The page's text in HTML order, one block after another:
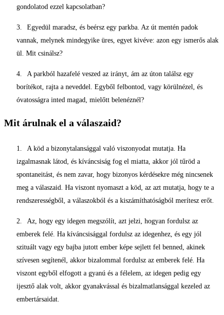
gondolatod ezzel kapcsolatban?
Egyedül maradsz, és beérsz egy parkba. Az út mentén padok
vannak, melynek mindegyike üres, egyet kivéve: azon egy ismerős alak
ül. Mit csinálsz?
A parkból hazafelé veszed az irányt, ám az úton találsz egy
borítékot, rajta a neveddel. Egyből felbontod, vagy körülnézel, és
óvatosságra inted magad, mielőtt belenéznél?
Mit árulnak el a válaszaid?
A köd a bizonytalansággal való viszonyodat mutatja. Ha
izgalmasnak látod, és kíváncsiság fog el miatta, akkor jól tűröd a
spontaneitást, és nem zavar, hogy bizonyos kérdésekre még nincsenek
meg a válaszaid. Ha viszont nyomaszt a köd, az azt mutatja, hogy te a
rendszerességből, a válaszokból és a kiszámíthatóságból merítesz erőt.
Az, hogy egy idegen megszólít, azt jelzi, hogyan fordulsz az
emberek felé. Ha kíváncsisággal fordulsz az idegenhez, és egy jól
szituált vagy egy bajba jutott ember képe sejlett fel benned, akinek
szívesen segítenél, akkor bizalommal fordulsz az emberek felé. Ha
viszont egyből elfogott a gyanú és a félelem, az idegen pedig egy
ijesztő alak volt, akkor gyanakvással és bizalmatlansággal kezeled az
embertársaidat.